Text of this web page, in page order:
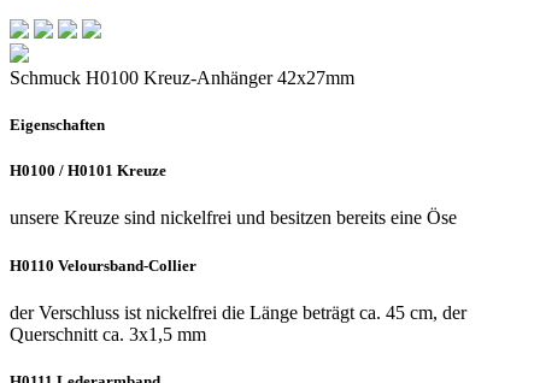
Schmuck H0100 Kreuz-Anhänger 42x27mm
Eigenschaften
H0100 / H0101 Kreuze
unsere Kreuze sind nickelfrei und besitzen bereits eine Öse
H0110 Veloursband-Collier
der Verschluss ist nickelfrei die Länge beträgt ca. 45 cm, der
Querschnitt ca. 3x1,5 mm